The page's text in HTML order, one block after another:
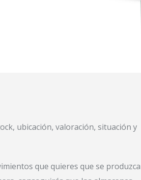
ubicación, valoración, situación y
que quieres que se